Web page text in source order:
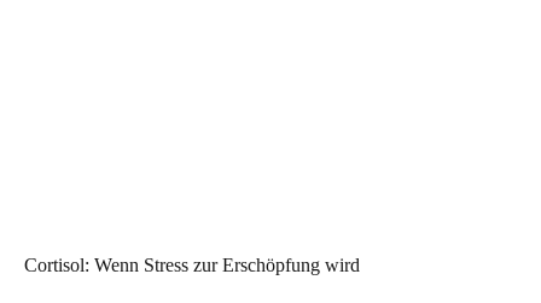
Cortisol: Wenn Stress zur Erschöpfung wird